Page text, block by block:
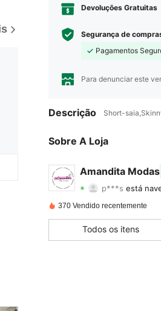
Devoluções Gratuitas
Segurança de
Pagamentos
Para denunciar este
Descrição Short-
Sobre A Loja
Amandita Modas
4,93
está
4,93 Classificação
4,93
370 Vendido recentemente
Todos os itens